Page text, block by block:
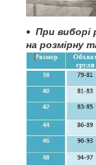
При виборі
на розмірну